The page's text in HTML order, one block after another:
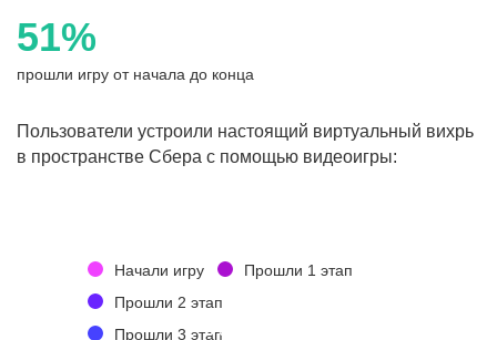
51%
прошли игру от начала до конца
Пользователи устроили настоящий виртуальный вихрь
в пространстве Сбера с помощью видеоигры:
8 977 (83%)
Начали игру
Прошли 1 этап
Прошли 2 этап
Прошли 3 этап